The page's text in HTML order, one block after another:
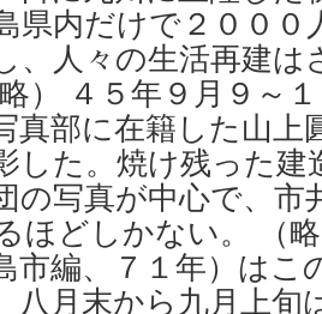
県内だけで２０００
、人々の生活再建
） ４５年９月９～
真部に在籍した山上
した。焼け残った建
の写真が中心で、
ほどしかない。 （
市編、７１年）はこ
八月末から九月上